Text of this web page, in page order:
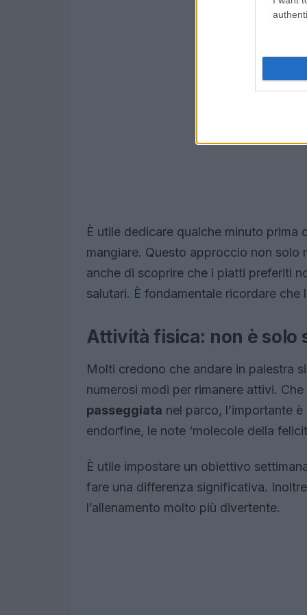
È utile dedicare qualche minuto
mangiare. Questo approccio non solo
anche di scoprire che i piatti preferiti
salutari. È fondamentale ricordare che
Attività fisica: non è solo
Molti credono che andare in palestra
numerosi modi per rimanere attivi.
passeggiata nel parco, l’importante
endorfine, le note ‘molecole della
È utile impostare un obiettivo
fare una differenza significativa.
l’allenamento molto più divertente.